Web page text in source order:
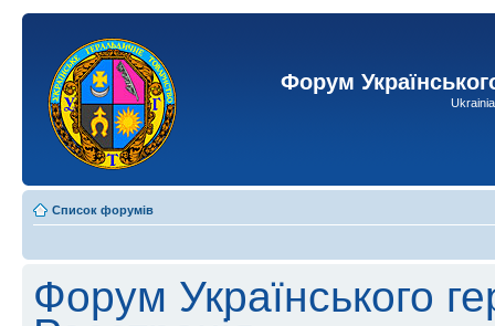
Форум
Список форумів
Форум Українського